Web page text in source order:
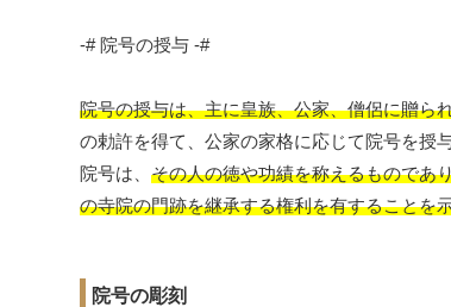
-# 院号の授与 -#
院号の授与は、主に皇族、公家、僧侶に贈ら
の勅許を得て、公家の家格に応じて院号を授
院号は、 その人の徳や功績を称えるものであ
の寺院の門跡を継承する権利を有することを
院号の彫刻